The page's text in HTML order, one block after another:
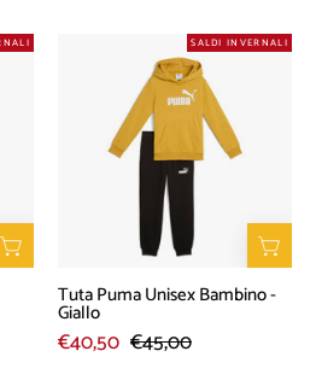
Tuta
Puma
Unisex
Bambino
-
Giallo
SALDI INVERNALI
Tuta Puma Unisex Bambino -
Giallo
€40,50 €45,00